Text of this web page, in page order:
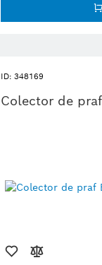
ID: 348169
Colector de